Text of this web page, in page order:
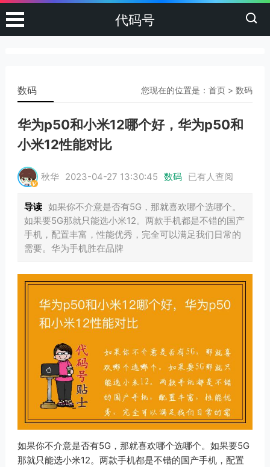
代码号
您现在的位置是：首页 >数码
数码
华为p50和小米12哪个好，华为p50和
小米12性能对比
秋华 2023-04-27 13:30:45 数码 已有人查阅
导读 如果你不介意是否有5G，那就喜欢哪个选哪个。
如果要5G那就只能选小米12。两款手机都是不错的国产
手机，配置丰富，性能优秀，完全可以满足我们日常的
需要。华为手机胜在品牌
如果你不介意是否有5G，那就喜欢哪个选哪个。如果要5G
那就只能选小米12。两款手机都是不错的国产手机，配置